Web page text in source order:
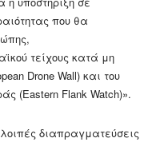
που θα
τείχους κατά μη
Drone Wall) και του
(Eastern Flank Watch)».
διαπραγματεύσεις